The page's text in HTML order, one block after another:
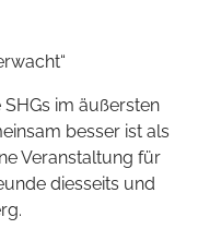
im äußersten
besser ist als
Veranstaltung für
diesseits und